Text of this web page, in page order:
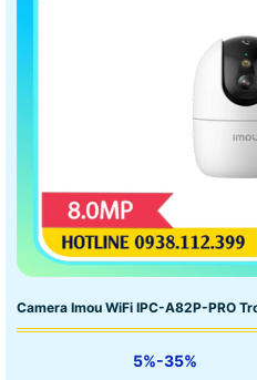
Camera Imou WiFi IPC-A82P-PRO
5%-35%